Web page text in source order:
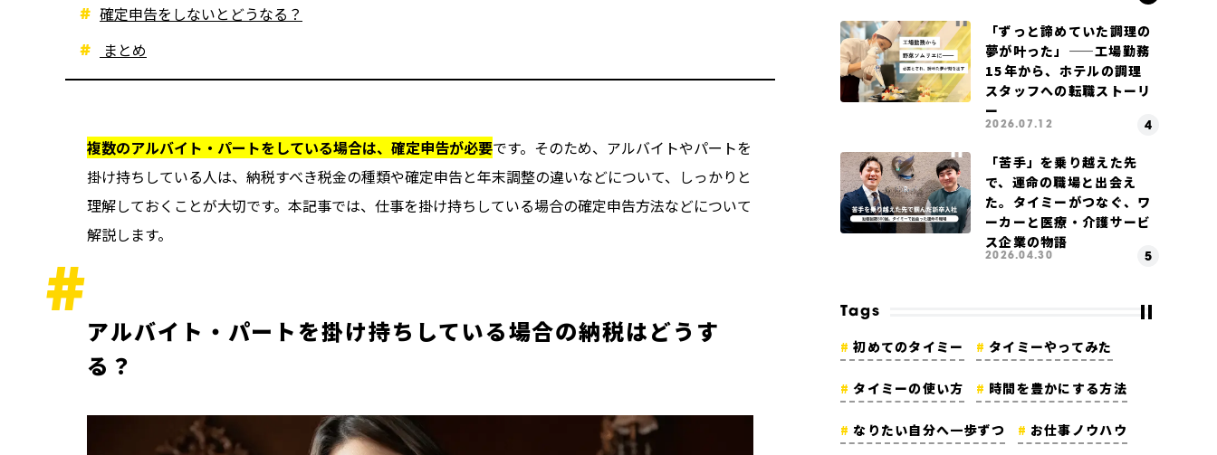
確定申告をしないとどうなる？
まとめ
複数のアルバイト・パートをしている場合は、確定申告が必要です。そのため、アルバイトやパートを
掛け持ちしている人は、納税すべき税金の種類や確定申告と年末調整の違いなどについて、しっかりと
理解しておくことが大切です。本記事では、仕事を掛け持ちしている場合の確定申告方法などについて
解説します。
アルバイト・パートを掛け持ちしている場合の納税はどうす
る？
「ずっと諦めていた調理の
夢が叶った」——工場勤務
15年から、ホテルの調理
スタッフへの転職ストーリ
ー
2026.07.12
「苦手」を乗り越えた先
で、運命の職場と出会え
た。タイミーがつなぐ、ワ
ーカーと医療・介護サービ
ス企業の物語
2026.04.30
Tags
初めてのタイミー タイミーやってみた
タイミーの使い方 時間を豊かにする方法
なりたい自分へ一歩ずつ お仕事ノウハウ